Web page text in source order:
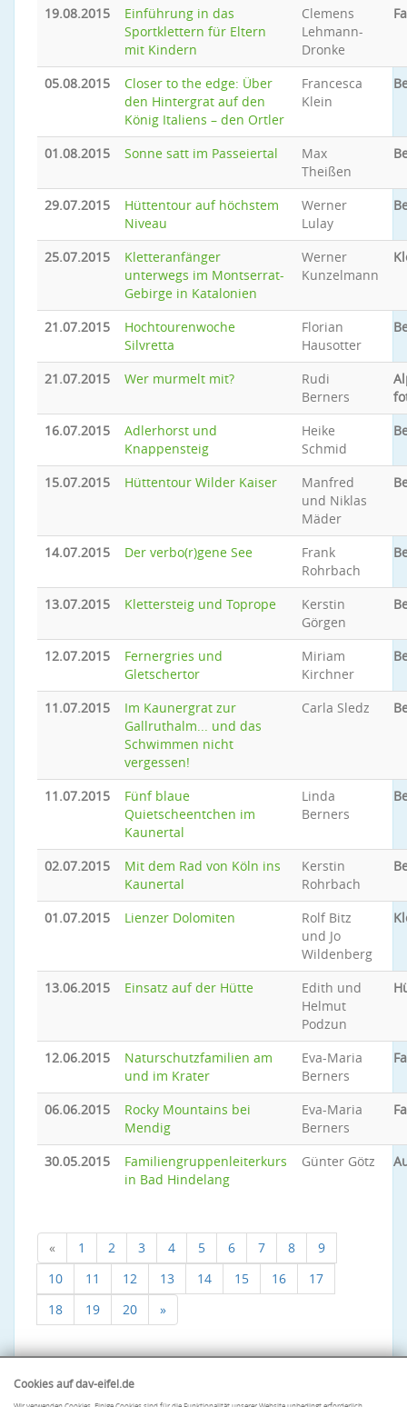
19.08.2015
Einführung in das
Sportklettern für Eltern
mit Kindern
Clemens
Lehmann-
Dronke
05.08.2015
Closer to the edge: Über
den Hintergrat auf den
König Italiens – den Ortler
Francesca
Klein
01.08.2015 Sonne satt im Passeiertal
Max
Theißen
29.07.2015
Hüttentour auf höchstem
Niveau
Werner
Lulay
25.07.2015
Kletteranfänger
unterwegs im Montserrat-
Gebirge in Katalonien
Werner
Kunzelmann
21.07.2015
Hochtourenwoche
Silvretta
Florian
Hausotter
21.07.2015 Wer murmelt mit?
Rudi
Berners
16.07.2015
Adlerhorst und
Knappensteig
Heike
Schmid
15.07.2015 Hüttentour Wilder Kaiser
Manfred
und Niklas
Mäder
14.07.2015 Der verbo(r)gene See
Frank
Rohrbach
13.07.2015 Klettersteig und Toprope
Kerstin
Görgen
12.07.2015
Fernergries und
Gletschertor
Miriam
Kirchner
11.07.2015
Im Kaunergrat zur
Gallruthalm... und das
Schwimmen nicht
vergessen!
Carla Sledz
11.07.2015
Fünf blaue
Quietscheentchen im
Kaunertal
Linda
Berners
02.07.2015
Mit dem Rad von Köln ins
Kaunertal
Kerstin
Rohrbach
01.07.2015 Lienzer Dolomiten
Rolf Bitz
und Jo
Wildenberg
13.06.2015 Einsatz auf der Hütte
Edith und
Helmut
Podzun
12.06.2015
Naturschutzfamilien am
und im Krater
Eva-Maria
Berners
06.06.2015
Rocky Mountains bei
Mendig
Eva-Maria
Berners
30.05.2015
Familiengruppenleiterkurs
in Bad Hindelang
Günter Götz
« 1 2 3 4 5 6 7 8
9
10
11 12 13 14 15 16
17
18
19 20 »
Cookies auf dav-eifel.de